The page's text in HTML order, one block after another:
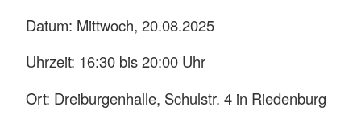
Datum: Mittwoch, 20.08.2025
Uhrzeit: 16:30 bis 20:00 Uhr
Ort: Dreiburgenhalle, Schulstr. 4 in Riedenburg